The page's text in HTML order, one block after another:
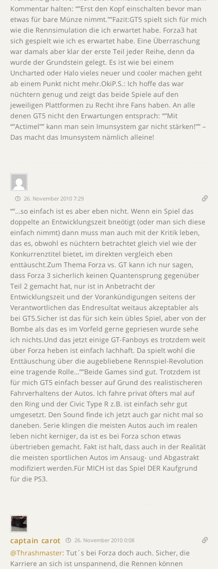
Kommentar halten: “”Erst den Kopf einschalten bevor man
etwas für bare Münze nimmt.””Fazit:GT5 spielt sich für mich
wie die Rennsimulation die ich erwartet habe. Forza3 hat
sich gespielt wie ich es erwartet habe. Eine Überraschung
war damals aber klar der erste Teil jeder Reihe, denn da
wurde der Grundstein gelegt. Es ist wie bei einem
Uncharted oder Halo vieles neuer und cooler machen geht
ab einem Punkt nicht mehr.OkiP.S.: Ich hoffe das war
nüchtern genug und zeigt das beide Spiele auf den
jeweiligen Plattformen zu Recht ihre Fans haben. An alle
denen GT5 nicht den Erwartungen entsprach: “”Mit
“”Actimel”” kann man sein Imunsystem gar nicht stärken!”” –
Das macht das Imunsystem nämlich alleine!
26. November 2010 7:29
“”…so einfach ist es aber eben nicht. Wenn ein Spiel das
doppelte an Entwicklungszeit bneötigt (oder man sich diese
einfach nimmt) dann muss man auch mit der Kritik leben,
das es, obwohl es nüchtern betrachtet gleich viel wie der
Konkurrenztitel bietet, im direkten vergleich eben
enttäuscht.Zum Thema Forza vs. GT kann ich nur sagen,
dass Forza 3 sicherlich keinen Quantensprung gegenüber
Teil 2 gemacht hat, nur ist in Anbetracht der
Entwicklungszeit und der Vorankündigungen seitens der
Verantwortlichen das Endresultat weitaus akzeptabler als
bei GT5.Sicher ist das für sich kein übles Spiel, aber von der
Bombe als das es im Vorfeld gerne gepriesen wurde sehe
ich nichts.Und das jetzt einige GT-Fanboys es trotzdem weit
über Forza heben ist einfach lachhaft. Da spielt wohl die
Enttäuschung über die augebliebene Rennspiel-Revolution
eine tragende Rolle…””Beide Games sind gut. Trotzdem ist
für mich GT5 einfach besser auf Grund des realistischeren
Fahrverhaltens der Autos. Ich fahre privat öfters mal auf
den Ring und der Civic Type R z.B. ist einfach sehr gut
umgesetzt. Den Sound finde ich jetzt auch gar nicht mal so
daneben. Serie klingen die meisten Autos auch im realen
leben nicht kerniger, da ist es bei Forza schon etwas
übertrieben gemacht. Fakt ist halt, dass auch in der Realität
die meisten sportlichen Autos im Ansaug- und Abgastrakt
modifiziert werden.Für MICH ist das Spiel DER Kaufgrund
für die PS3.
captain carot 26. November 2010 0:08
@Thrashmaster: Tut´s bei Forza doch auch. Sicher, die
Karriere an sich ist unspannend, die Rennen können